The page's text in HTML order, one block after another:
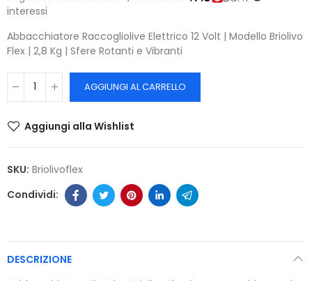
interessi
Abbacchiatore Raccogliolive Elettrico 12 Volt | Modello Briolivo
Flex | 2,8 Kg | Sfere Rotanti e Vibranti
AGGIUNGI AL CARRELLO
Aggiungi alla Wishlist
SKU: Briolivoflex
DESCRIZIONE